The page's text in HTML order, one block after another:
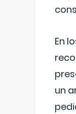
En
un